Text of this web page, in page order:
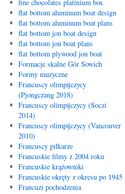
fine chocolates platinium box
flat bottom aluminum boat design
flat bottom aluminum boat plans
flat bottom jon boat design
flat bottom jon boat plans
flat bottom plywood jon boat
Formacje skalne Gór Sowich
Formy muzyczne
Francuscy olimpijczycy
(Pjongczang 2018)
Francuscy olimpijczycy (Soczi
2014)
Francuscy olimpijczycy (Vancouver
2010)
Francuscy piłkarze
Francuskie filmy z 2004 roku
Francuskie krążowniki
Francuskie okręty z okresu po 1945
Francuzi pochodzenia